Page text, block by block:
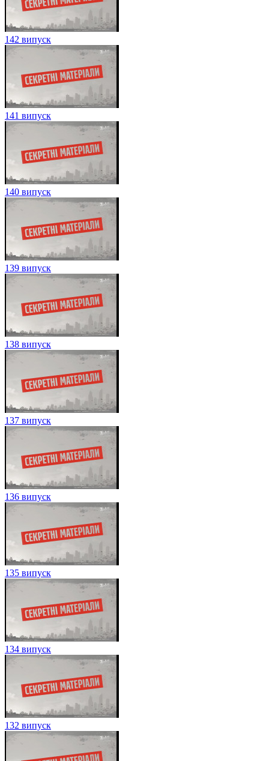
142 випуск
141 випуск
140 випуск
139 випуск
138 випуск
137 випуск
136 випуск
135 випуск
134 випуск
132 випуск